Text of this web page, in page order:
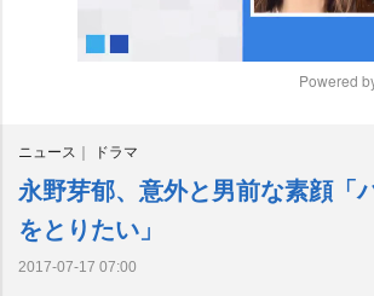
Powered
ニュース ドラマ
永野芽郁、意外と男前な素顔「
をとりたい」
2017-07-17 07:00